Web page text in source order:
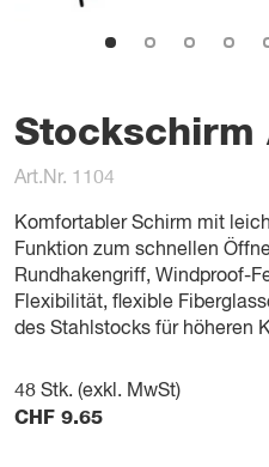
Stockschirm
Art.Nr. 1104
Komfortabler Schirm mit
Funktion zum schnellen
Rundhakengriff, Windproof-
Flexibilität, flexible
des Stahlstocks für höheren
48 Stk. (exkl. MwSt)
CHF 9.65